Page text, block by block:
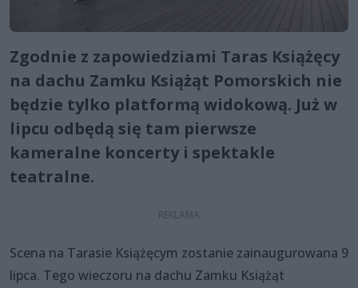
Zgodnie z zapowiedziami Taras Książęcy
na dachu Zamku Książąt Pomorskich nie
będzie tylko platformą widokową. Już w
lipcu odbędą się tam pierwsze
kameralne koncerty i spektakle
teatralne.
Scena na Tarasie Książęcym zostanie zainaugurowana 9
lipca. Tego wieczoru na dachu Zamku Książąt